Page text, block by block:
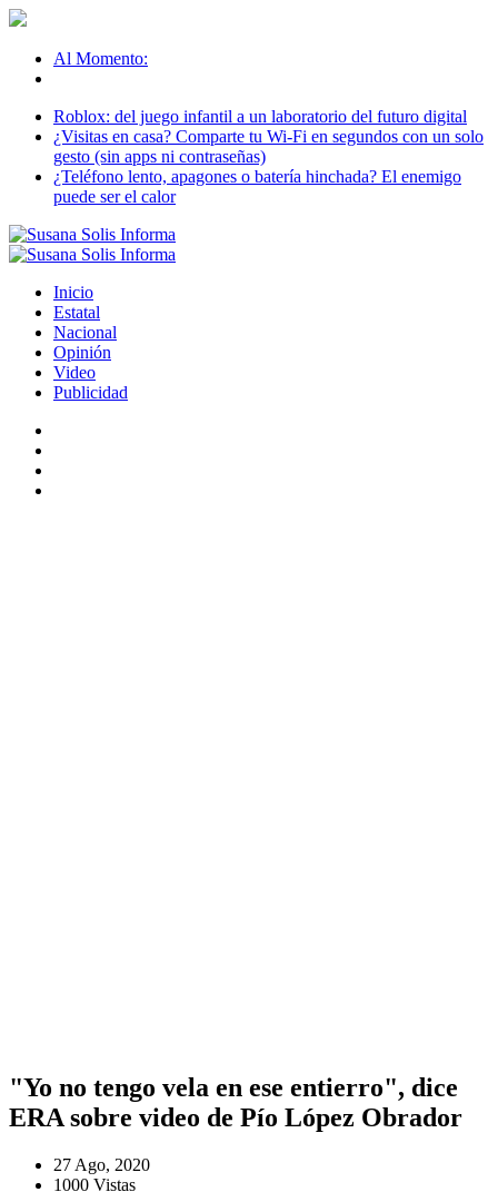
Al Momento:
Roblox: del juego infantil a un laboratorio del futuro digital
¿Visitas en casa? Comparte tu Wi-Fi en segundos con un solo
gesto (sin apps ni contraseñas)
¿Teléfono lento, apagones o batería hinchada? El enemigo
puede ser el calor
Inicio
Estatal
Nacional
Opinión
Video
Publicidad
"Yo no tengo vela en ese entierro", dice
ERA sobre video de Pío López Obrador
27 Ago, 2020
1000 Vistas